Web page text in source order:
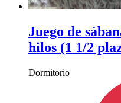
Juego de
hilos (1 1/2
Dormitorio